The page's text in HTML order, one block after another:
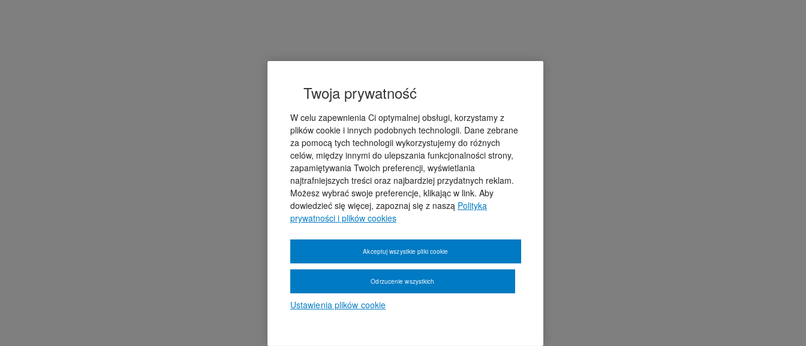
Twoja prywatność
W celu zapewnienia Ci optymalnej obsługi, korzystamy z
plików cookie i innych podobnych technologii. Dane zebrane
za pomocą tych technologii wykorzystujemy do różnych
celów, między innymi do ulepszania funkcjonalności strony,
zapamiętywania Twoich preferencji, wyświetlania
najtrafniejszych treści oraz najbardziej przydatnych reklam.
Możesz wybrać swoje preferencje, klikając w link. Aby
dowiedzieć się więcej, zapoznaj się z naszą Polityką
prywatności i plików cookies
Ustawienia plików cookie
Odrzucenie wszystkich
Akceptuj wszystkie pliki cookie